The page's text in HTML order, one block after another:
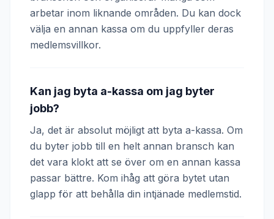
arbetar inom liknande områden. Du kan dock
välja en annan kassa om du uppfyller deras
medlemsvillkor.
Kan jag byta a-kassa om jag byter
jobb?
Ja, det är absolut möjligt att byta a-kassa. Om
du byter jobb till en helt annan bransch kan
det vara klokt att se över om en annan kassa
passar bättre. Kom ihåg att göra bytet utan
glapp för att behålla din intjänade medlemstid.